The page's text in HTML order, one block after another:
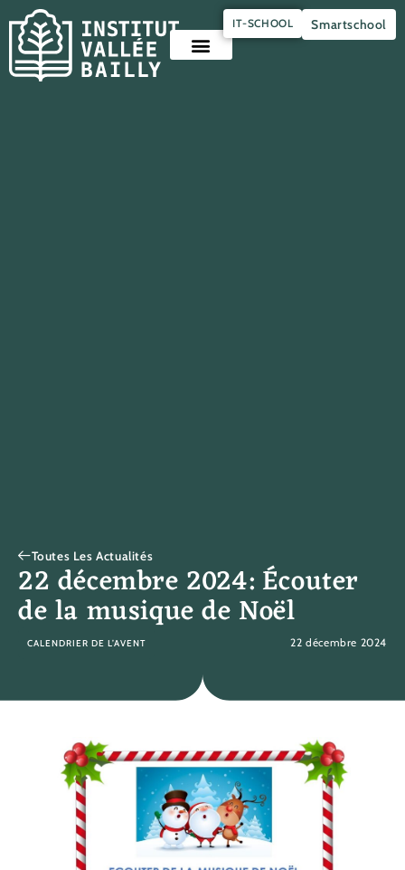
IT-SCHOOL Smartschool
Toutes Les Actualités
22 décembre 2024: Écouter
de la musique de Noël
CALENDRIER DE L’AVENT 22 décembre 2024
Panneau de gestion des cookies